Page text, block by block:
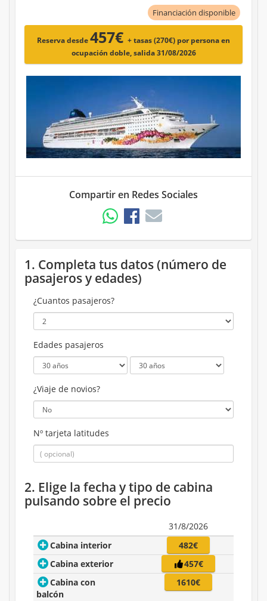
Financiación disponible
Reserva desde457€ + tasas (270€) por persona en
ocupación doble, salida 31/08/2026
Compartir en Redes Sociales
1. Completa tus datos (número de
pasajeros y edades)
¿Cuantos pasajeros?
Edades pasajeros
¿Viaje de novios?
Nº tarjeta latitudes
2. Elige la fecha y tipo de cabina
pulsando sobre el precio
31/8/2026
Cabina interior
482€
Cabina exterior
457€
Cabina con
balcón
1610€